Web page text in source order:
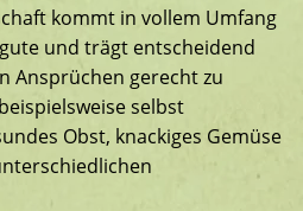
kommt in vollem Umfang
und trägt entscheidend
Ansprüchen gerecht zu
selbst
Obst, knackiges Gemüse